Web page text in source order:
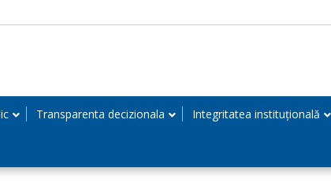
Transparenta decizionala Integritatea instituțională